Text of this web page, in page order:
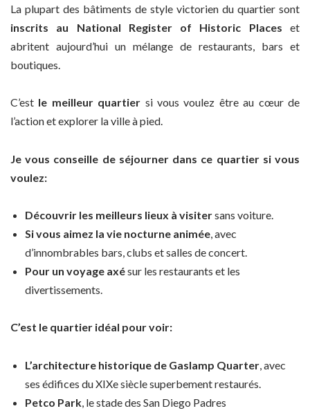
La plupart des bâtiments de style victorien du quartier sont
inscrits au National Register of Historic Places et
abritent aujourd’hui un mélange de restaurants, bars et
boutiques.
C’est le meilleur quartier si vous voulez être au cœur de
l’action et explorer la ville à pied.
Je vous conseille de séjourner dans ce quartier si vous
voulez:
Découvrir les meilleurs lieux à visitersans voiture.
Si vous aimez la vie nocturne animée, avec
d’innombrables bars, clubs et salles de concert.
Pour un voyage axésur les restaurants et les
divertissements.
C’est le quartier idéal pour voir:
L’architecture historique de Gaslamp Quarter, avec
ses édifices du XIXe siècle superbement restaurés.
Petco Park, le stade des San Diego Padres